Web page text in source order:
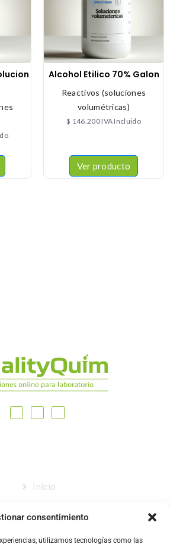
consentimiento
utilizamos tecnologías como las
Alcohol Etilico 70% Galon
Reactivos (soluciones
volumétricas)
$ 146.200IVA Incluido
Ver producto
Inicio